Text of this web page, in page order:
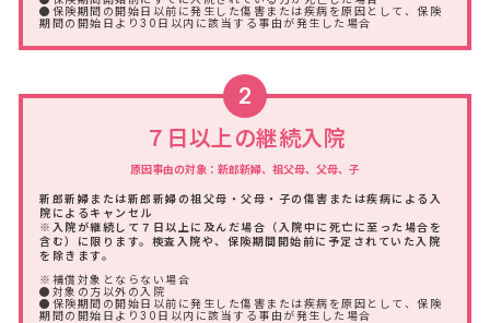
●保険期間の開始日以前に発生した傷害または疾病を原因として、保険
期間の開始日より30日以内に該当する事由が発生した場合
2
７日以上の継続入院
原因事由の対象：新郎新婦、祖父母、父母、子
新郎新婦または新郎新婦の祖父母・父母・子の傷害または疾病による入
院によるキャンセル
※入院が継続して７日以上に及んだ場合（入院中に死亡に至った場合を
含む）に限ります。検査入院や、保険期間開始前に予定されていた入院
を除きます。
※補償対象とならない場合
●対象の方以外の入院
●保険期間の開始日以前に発生した傷害または疾病を原因として、保険
期間の開始日より30日以内に該当する事由が発生した場合